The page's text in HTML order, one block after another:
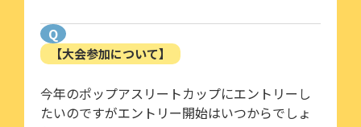
Q
【大会参加について】
今年のポップアスリートカップにエントリーし
たいのですがエントリー開始はいつからでしょ